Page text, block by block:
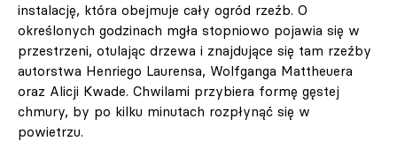
instalację, która obejmuje cały ogród rzeźb. O
określonych godzinach mgła stopniowo pojawia się w
przestrzeni, otulając drzewa i znajdujące się tam rzeźby
autorstwa Henriego Laurensa, Wolfganga Mattheuera
oraz Alicji Kwade. Chwilami przybiera formę gęstej
chmury, by po kilku minutach rozpłynąć się w
powietrzu.